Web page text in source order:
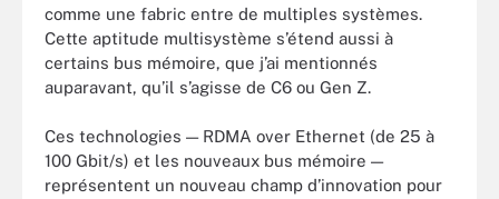
comme une fabric entre de multiples systèmes.
Cette aptitude multisystème s’étend aussi à
certains bus mémoire, que j’ai mentionnés
auparavant, qu’il s’agisse de C6 ou Gen Z.
Ces technologies — RDMA over Ethernet (de 25 à
100 Gbit/s) et les nouveaux bus mémoire —
représentent un nouveau champ d’innovation pour